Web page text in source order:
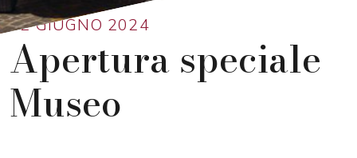
02 GIUGNO 2024
Apertura speciale
Museo